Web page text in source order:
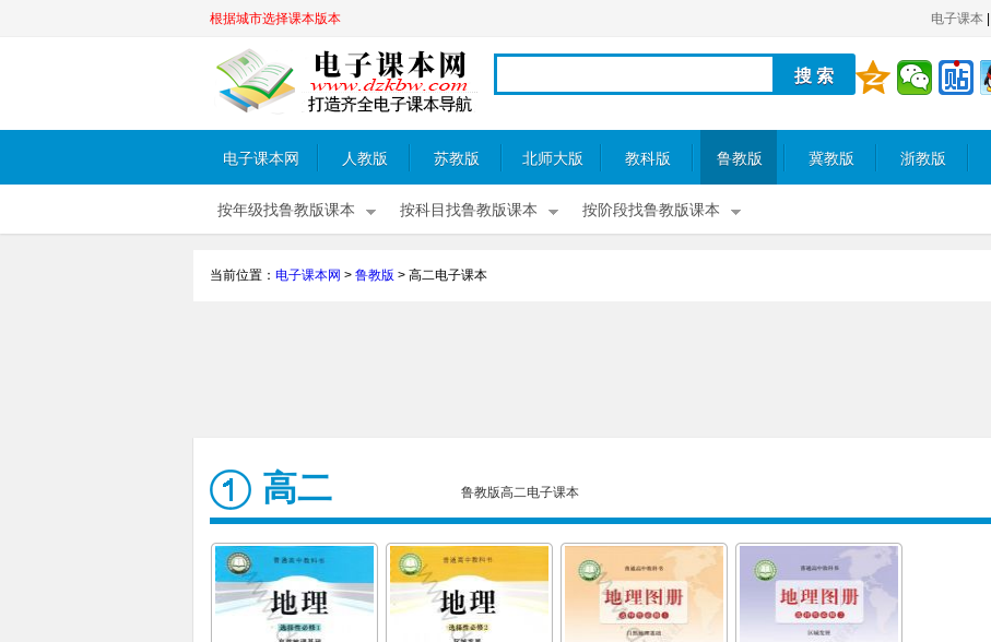
根据城市选择课本版本 电子课本
电子课本网 人教版 苏教版 北师大版 教科版 鲁教版 冀教版 浙教版
按年级找鲁教版课本 按科目找鲁教版课本 按阶段找鲁教版课本
当前位置： 电子课本网 > 鲁教版 > 高二电子课本
高二 鲁教版高二电子课本